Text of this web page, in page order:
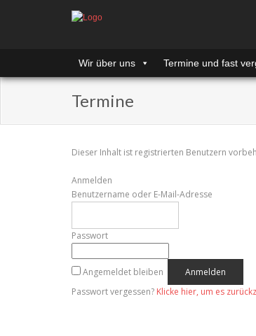
Wir über uns Termine und fast
Termine
Dieser Inhalt ist registrierten Benutzern
Anmelden
Benutzername oder E-Mail-Adresse
Passwort
Angemeldet bleiben
Passwort vergessen? Klicke hier, um es